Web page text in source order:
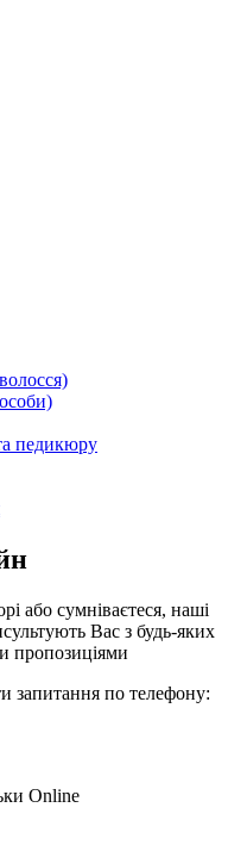
педикюру
або сумніваєтеся, наші
Вас з будь-яких
пропозиціями
запитання по телефону:
Online